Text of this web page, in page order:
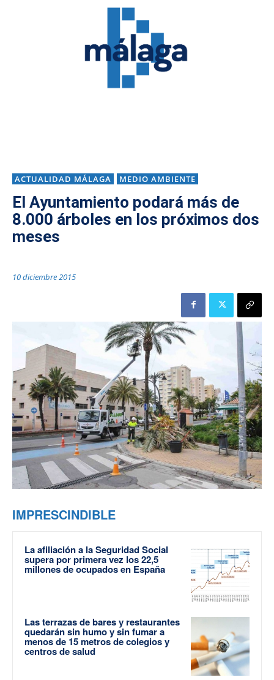
ACTUALIDAD MÁLAGA MEDIO AMBIENTE
El Ayuntamiento podará más de
8.000 árboles en los próximos dos
meses
10 diciembre 2015
IMPRESCINDIBLE
La afiliación a la Seguridad Social
supera por primera vez los 22,5
millones de ocupados en España
Las terrazas de bares y restaurantes
quedarán sin humo y sin fumar a
menos de 15 metros de colegios y
centros de salud